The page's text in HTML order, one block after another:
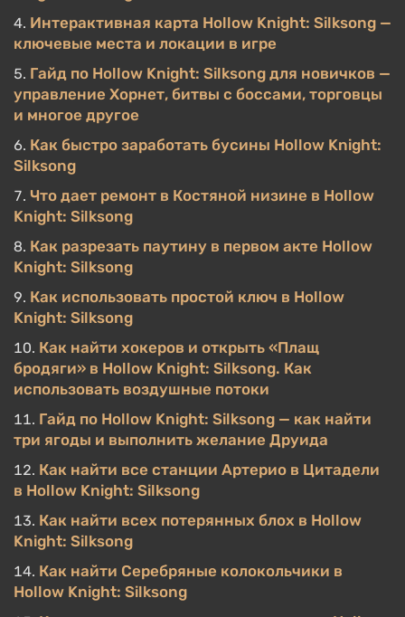
Интерактивная карта Hollow Knight: Silksong —
ключевые места и локации в игре
Гайд по Hollow Knight: Silksong для новичков —
управление Хорнет, битвы с боссами, торговцы
и многое другое
Как быстро заработать бусины Hollow Knight:
Silksong
Что дает ремонт в Костяной низине в Hollow
Knight: Silksong
Как разрезать паутину в первом акте Hollow
Knight: Silksong
Как использовать простой ключ в Hollow
Knight: Silksong
Как найти хокеров и открыть «Плащ
бродяги» в Hollow Knight: Silksong. Как
использовать воздушные потоки
Гайд по Hollow Knight: Silksong — как найти
три ягоды и выполнить желание Друида
Как найти все станции Артерио в Цитадели
в Hollow Knight: Silksong
Как найти всех потерянных блох в Hollow
Knight: Silksong
Как найти Серебряные колокольчики в
Hollow Knight: Silksong